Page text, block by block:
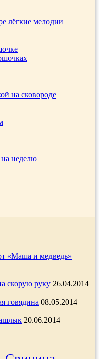
лёгкие мелодии
на сковороде
на неделю
«Маша и медведь»
скорую руку 26.04.2014
говядина 08.05.2014
20.06.2014